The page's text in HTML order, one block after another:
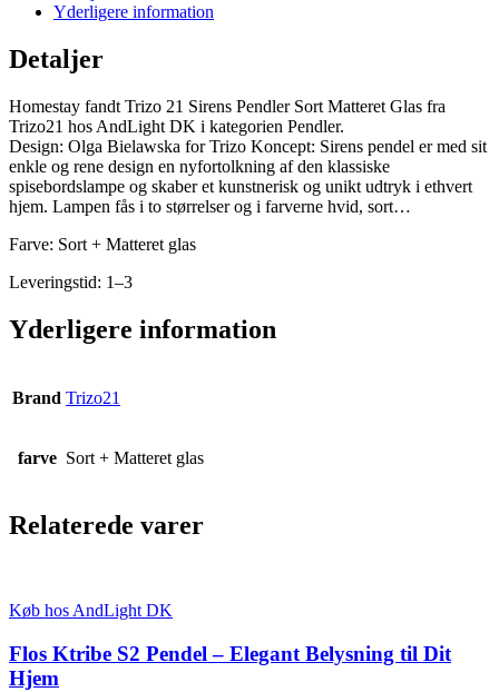
Yderligere information
Detaljer
Homestay fandt Trizo 21 Sirens Pendler Sort Matteret Glas fra
Trizo21 hos AndLight DK i kategorien Pendler.
Design: Olga Bielawska for Trizo Koncept: Sirens pendel er med sit
enkle og rene design en nyfortolkning af den klassiske
spisebordslampe og skaber et kunstnerisk og unikt udtryk i ethvert
hjem. Lampen fås i to størrelser og i farverne hvid, sort…
Farve: Sort + Matteret glas
Leveringstid: 1–3
Yderligere information
Brand Trizo21
farve Sort + Matteret glas
Relaterede varer
Køb hos AndLight DK
Flos Ktribe S2 Pendel – Elegant Belysning til Dit
Hjem